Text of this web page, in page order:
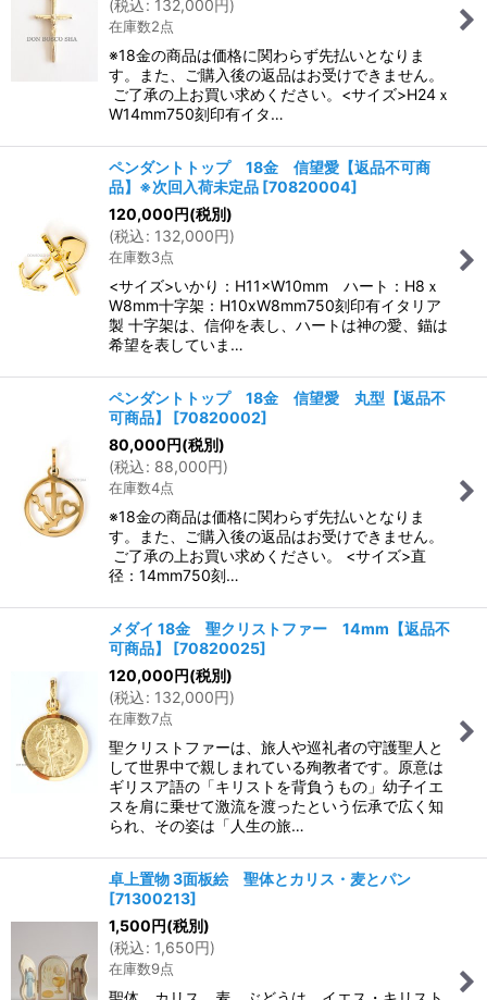
(税込: 132,000円)
在庫数2点
※18金の商品は価格に関わらず先払いとなりま
す。また、ご購入後の返品はお受けできません。
ご了承の上お買い求めください。<サイズ>H24ｘ
W14mm750刻印有イタ…
ペンダントトップ 18金 信望愛【返品不可商
品】※次回入荷未定品 [70820004]
120,000円(税別)
(税込: 132,000円)
在庫数3点
<サイズ>いかり：H11×W10mm ハート：H8ｘ
W8mm十字架：H10xW8mm750刻印有イタリア
製 十字架は、信仰を表し、ハートは神の愛、錨は
希望を表していま…
ペンダントトップ 18金 信望愛 丸型【返品不
可商品】
[70820002]
80,000円(税別)
(税込: 88,000円)
在庫数4点
※18金の商品は価格に関わらず先払いとなりま
す。また、ご購入後の返品はお受けできません。
ご了承の上お買い求めください。 <サイズ>直
径：14mm750刻…
メダイ 18金 聖クリストファー 14mm【返品不
可商品】
[70820025]
120,000円(税別)
(税込: 132,000円)
在庫数7点
聖クリストファーは、旅人や巡礼者の守護聖人と
して世界中で親しまれている殉教者です。原意は
ギリスア語の「キリストを背負うもの」幼子イエ
スを肩に乗せて激流を渡ったという伝承で広く知
られ、その姿は「人生の旅…
卓上置物 3面板絵 聖体とカリス・麦とパン
[71300213]
1,500円(税別)
(税込: 1,650円)
在庫数9点